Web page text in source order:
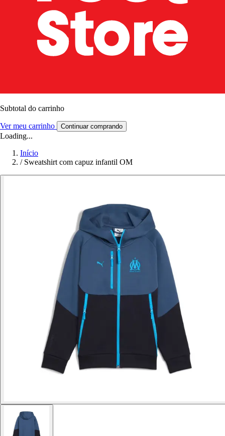
Subtotal do carrinho
Ver meu carrinho Continuar comprando
Loading...
Início
/ Sweatshirt com capuz infantil OM